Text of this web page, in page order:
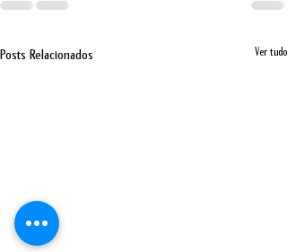
Posts Relacionados Ver tudo